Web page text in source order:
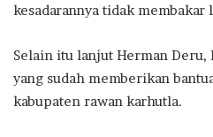
kesadarannya tidak membakar
Selain itu lanjut Herman Deru,
yang sudah memberikan
kabupaten rawan karhutla.